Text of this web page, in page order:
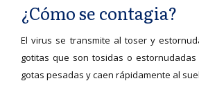
¿Cómo se contagia?
El virus se transmite al toser y
gotitas que son tosidas o
gotas pesadas y caen rápidamente al